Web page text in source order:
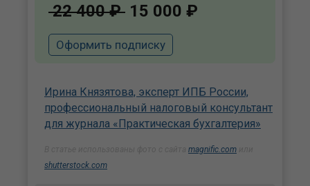
22 400 ₽ 15 000 ₽
Оформить подписку
Ирина Князятова, эксперт ИПБ России,
профессиональный налоговый консультант
для журнала «Практическая бухгалтерия»
magnific.com
shutterstock.com